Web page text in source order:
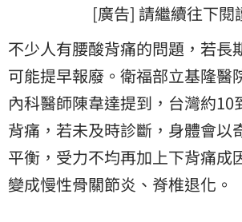
[廣告] 請繼續往下
不少人有腰酸背痛的問題，若長
可能提早報廢。衛福部立基隆醫
內科醫師陳韋達提到，台灣約10
背痛，若未及時診斷，身體會以
平衡，受力不均再加上下背痛成
變成慢性骨關節炎、脊椎退化。